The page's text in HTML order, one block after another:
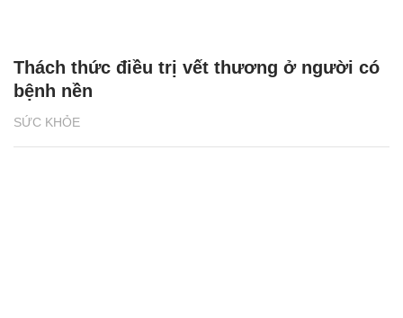
SỨC KHỎE
Thách thức điều trị vết thương ở người có
bệnh nền